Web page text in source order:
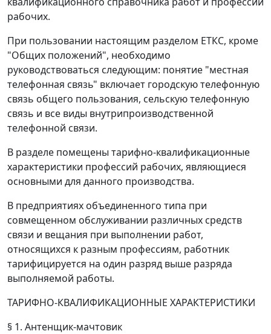
рабочих.
При пользовании настоящим разделом ЕТКС, кроме
"Общих положений", необходимо
руководствоваться следующим: понятие "местная
телефонная связь" включает городскую телефонную
связь общего пользования, сельскую телефонную
связь и все виды внутрипроизводственной
телефонной связи.
В разделе помещены тарифно-квалификационные
характеристики профессий рабочих, являющиеся
основными для данного производства.
В предприятиях объединенного типа при
совмещенном обслуживании различных средств
связи и вещания при выполнении работ,
относящихся к разным профессиям, работник
тарифицируется на один разряд выше разряда
выполняемой работы.
ТАРИФНО-КВАЛИФИКАЦИОННЫЕ ХАРАКТЕРИСТИКИ
§ 1. Антенщик-мачтовик